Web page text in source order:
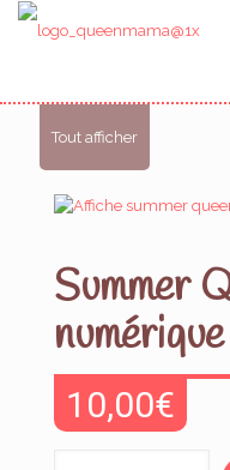
Tout afficher
Summer
numérique
10,00€